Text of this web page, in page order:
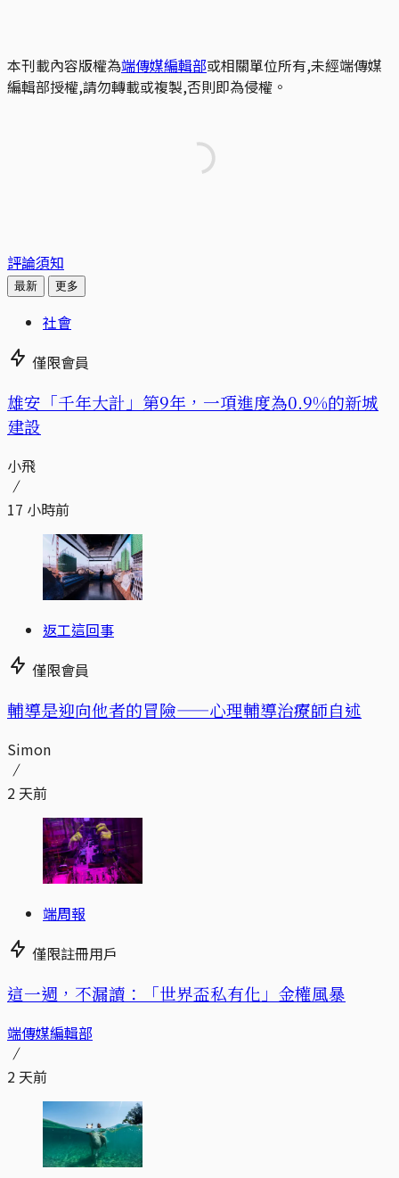
本刊載內容版權為端傳媒編輯部或相關單位所有,未經端傳媒
編輯部授權,請勿轉載或複製,否則即為侵權。
評論須知
最新 更多
社會
僅限會員
​​雄安「千年大計」第9年，一項進度為0.9%的新城
建設
小飛
17 小時前
返工這回事
僅限會員
輔導是迎向他者的冒險——心理輔導治療師自述
Simon
2 天前
端周報
僅限註冊用戶
這一週，不漏讀：「世界盃私有化」金權風暴
端傳媒編輯部
2 天前